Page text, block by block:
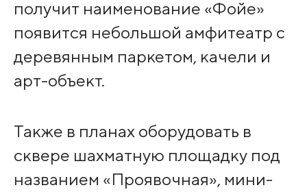
получит наименование «Фойе»
появится небольшой амфитеатр с
деревянным паркетом, качели и
арт-объект.
Также в планах оборудовать в
сквере шахматную площадку под
названием «Проявочная», мини-